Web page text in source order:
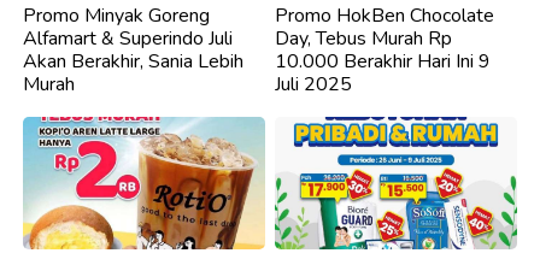
Promo Minyak Goreng
Alfamart & Superindo Juli
Akan Berakhir, Sania Lebih
Murah
Promo HokBen Chocolate
Day, Tebus Murah Rp
10.000 Berakhir Hari Ini 9
Juli 2025